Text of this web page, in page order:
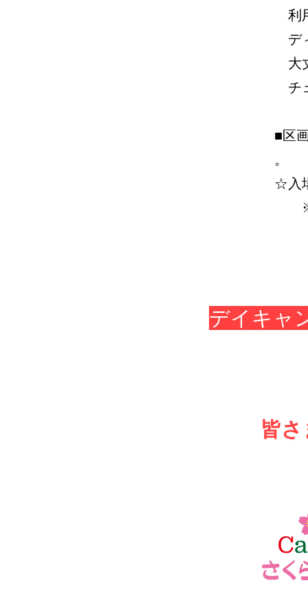
利
デ
大
チ
■区
。
☆入
※
デイキャ
皆